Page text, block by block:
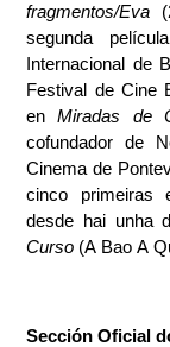
fragmentos/Eva
segunda
Internacional de
Festival de Cine
en Miradas de
cofundador de
Cinema de
cinco primeiras
desde hai unha
Curso (A Bao A
Sección Oficial